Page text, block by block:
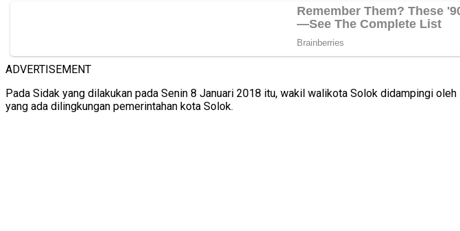
ADVERTISEMENT
Pada Sidak yang dilakukan pada Senin 8 Januari 2018 itu, wakil walikota Solok didampingi
yang ada dilingkungan pemerintahan kota Solok.